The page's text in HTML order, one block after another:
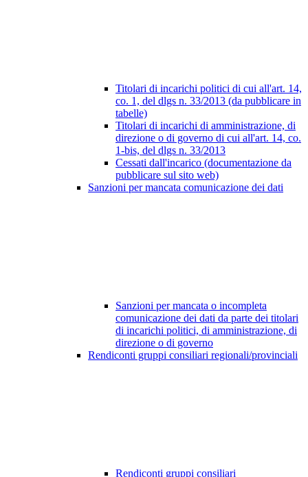
Titolari di incarichi politici di cui all'art. 14,
co. 1, del dlgs n. 33/2013 (da pubblicare in
tabelle)
Titolari di incarichi di amministrazione, di
direzione o di governo di cui all'art. 14, co.
1-bis, del dlgs n. 33/2013
Cessati dall'incarico (documentazione da
pubblicare sul sito web)
Sanzioni per mancata comunicazione dei dati
Sanzioni per mancata o incompleta
comunicazione dei dati da parte dei titolari
di incarichi politici, di amministrazione, di
direzione o di governo
Rendiconti gruppi consiliari regionali/provinciali
Rendiconti gruppi consiliari